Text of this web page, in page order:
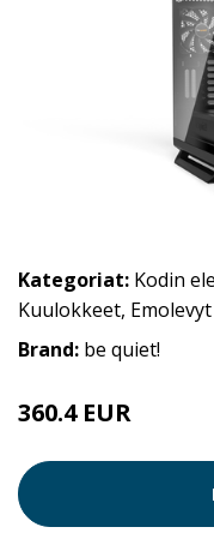
Kategoriat: Kodin
Kuulokkeet, Emolevyt
Brand: be quiet!
360.4 EUR